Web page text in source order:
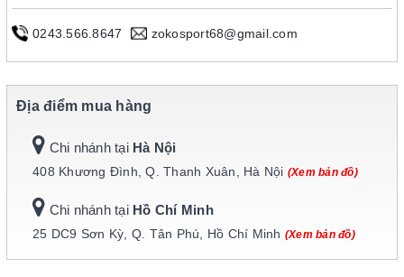
0243.566.8647 zokosport68@gmail.com
Địa điểm mua hàng
Chi nhánh tại Hà Nội
408 Khương Đình, Q. Thanh Xuân, Hà Nội (Xem bản đồ)
Chi nhánh tại Hồ Chí Minh
25 DC9 Sơn Kỳ, Q. Tân Phú, Hồ Chí Minh (Xem bản đồ)